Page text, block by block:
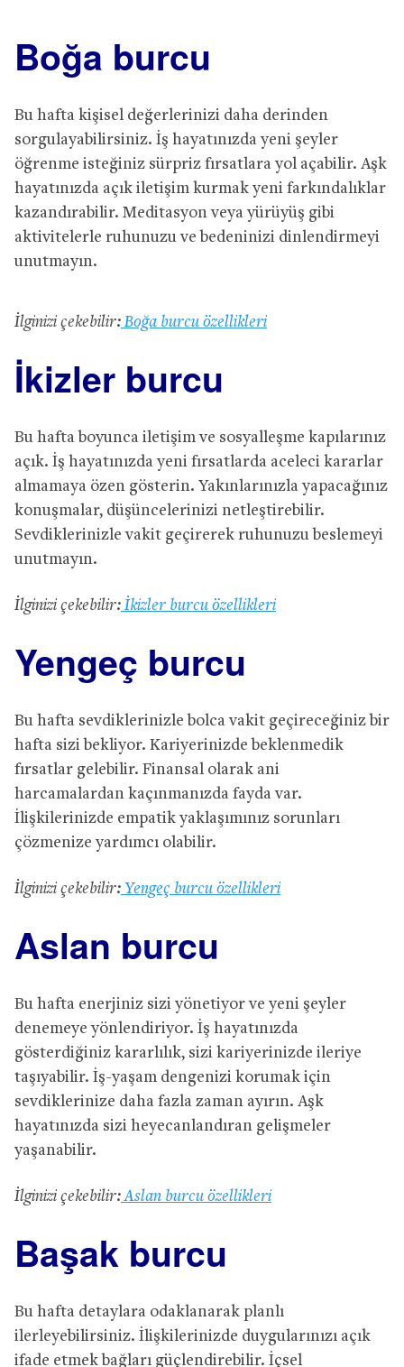
Boğa burcu
Bu hafta kişisel değerlerinizi daha derinden
sorgulayabilirsiniz. İş hayatınızda yeni şeyler
öğrenme isteğiniz sürpriz fırsatlara yol açabilir. Aşk
hayatınızda açık iletişim kurmak yeni farkındalıklar
kazandırabilir. Meditasyon veya yürüyüş gibi
aktivitelerle ruhunuzu ve bedeninizi dinlendirmeyi
unutmayın.
İlginizi çekebilir: Boğa burcu özellikleri
İkizler burcu
Bu hafta boyunca iletişim ve sosyalleşme kapılarınız
açık. İş hayatınızda yeni fırsatlarda aceleci kararlar
almamaya özen gösterin. Yakınlarınızla yapacağınız
konuşmalar, düşüncelerinizi netleştirebilir.
Sevdiklerinizle vakit geçirerek ruhunuzu beslemeyi
unutmayın.
İlginizi çekebilir: İkizler burcu özellikleri
Yengeç burcu
Bu hafta sevdiklerinizle bolca vakit geçireceğiniz bir
hafta sizi bekliyor. Kariyerinizde beklenmedik
fırsatlar gelebilir. Finansal olarak ani
harcamalardan kaçınmanızda fayda var.
İlişkilerinizde empatik yaklaşımınız sorunları
çözmenize yardımcı olabilir.
İlginizi çekebilir: Yengeç burcu özellikleri
Aslan burcu
Bu hafta enerjiniz sizi yönetiyor ve yeni şeyler
denemeye yönlendiriyor. İş hayatınızda
gösterdiğiniz kararlılık, sizi kariyerinizde ileriye
taşıyabilir. İş-yaşam dengenizi korumak için
sevdiklerinize daha fazla zaman ayırın. Aşk
hayatınızda sizi heyecanlandıran gelişmeler
yaşanabilir.
İlginizi çekebilir: Aslan burcu özellikleri
Başak burcu
Bu hafta detaylara odaklanarak planlı
ilerleyebilirsiniz. İlişkilerinizde duygularınızı açık
ifade etmek bağları güçlendirebilir. İçsel